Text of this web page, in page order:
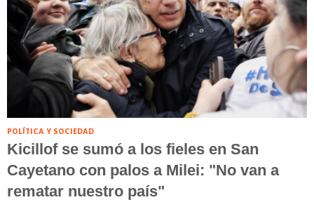
POLÍTICA Y SOCIEDAD
Kicillof se sumó a los fieles en San
Cayetano con palos a Milei: "No van a
rematar nuestro país"